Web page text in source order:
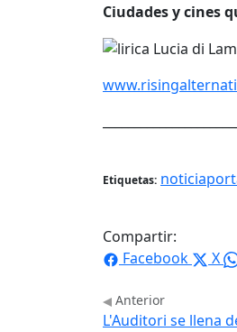
Ciudades y cines
Etiquetas:
Compartir:
Facebook
X
Anterior
L'Auditori se llena